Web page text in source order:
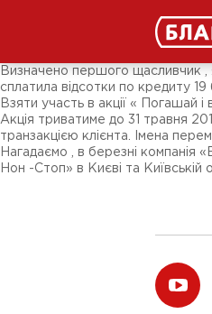
Підписники соц-мереж
Визначено першого щасливчик ,
сплатила відсотки по кредиту
Взяти участь в акції « Погашай
Акція триватиме до 31 травня
транзакцією клієнта. Імена
Нагадаємо , в березні компанія
Нон -Стоп» в Києві та Київській